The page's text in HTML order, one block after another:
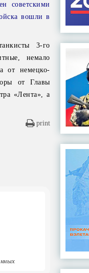
советскими
вошли в
3-го
немало
от немецко-
от Главы
«Лента», а
print